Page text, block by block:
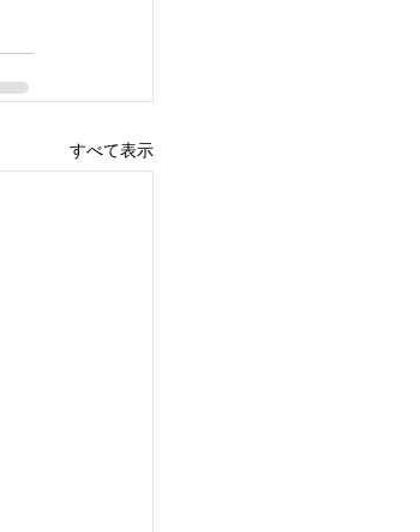
すべて表示